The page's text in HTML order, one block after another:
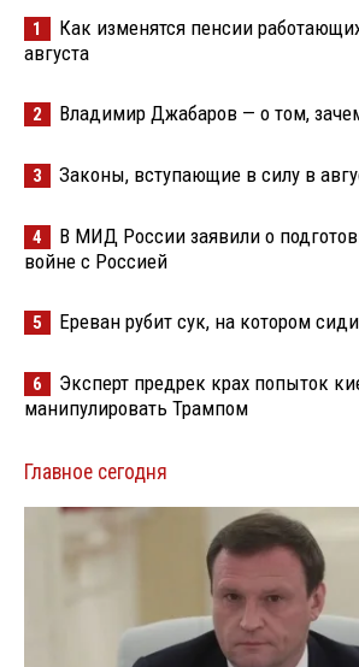
1
Как изменятся пенсии
августа
2 Владимир Джабаров — о том,
3 Законы, вступающие в силу в
4
В МИД России заявили о
войне с Россией
5 Ереван рубит сук, на котором
6
Эксперт предрек крах попыток
манипулировать Трампом
Главное сегодня